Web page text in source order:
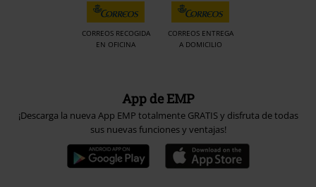
CORREOS RECOGIDA
EN OFICINA
CORREOS ENTREGA
A DOMICILIO
App de EMP
¡Descarga la nueva App EMP totalmente GRATIS y disfruta de todas
sus nuevas funciones y ventajas!